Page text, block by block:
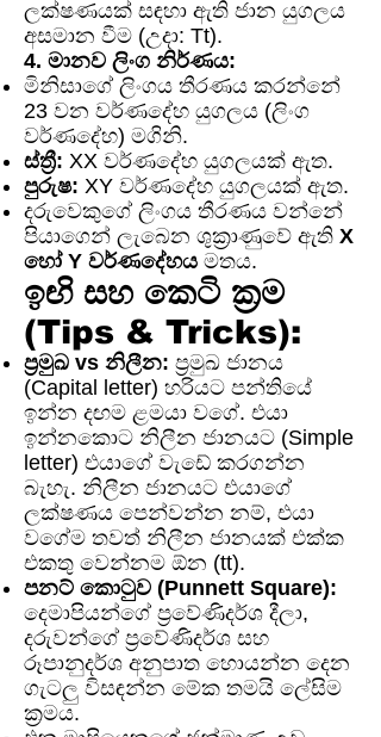
ලක්ෂණයක් සඳහා ඇති ජාන යුගලය
අසමාන වීම (උදා: Tt).
4. මානව ලිංග නිර්ණය:
මිනිසාගේ ලිංගය තීරණය කරන්නේ
23 වන වර්ණදේහ යුගලය (ලිංග
වර්ණදේහ) මගිනි.
ස්ත්‍රී: XX වර්ණදේහ යුගලයක් ඇත.
පුරුෂ: XY වර්ණදේහ යුගලයක් ඇත.
දරුවෙකුගේ ලිංගය තීරණය වන්නේ
පියාගෙන් ලැබෙන ශුක්‍රාණුවේ ඇති X
හෝ Y වර්ණදේහය මතය.
ඉඟි සහ කෙටි ක්‍රම
(Tips & Tricks):
ප්‍රමුඛ vs නිලීන: ප්‍රමුඛ ජානය
(Capital letter) හරියට පන්තියේ
ඉන්න දඟම ළමයා වගේ. එයා
ඉන්නකොට නිලීන ජානයට (Simple
letter) එයාගේ වැඩේ කරගන්න
බැහැ. නිලීන ජානයට එයාගේ
ලක්ෂණය පෙන්වන්න නම්, එයා
වගේම තවත් නිලීන ජානයක් එක්ක
එකතු වෙන්නම ඕන (tt).
පනට් කොටුව (Punnett Square):
දෙමාපියන්ගේ ප්‍රවේණිදර්ශ දීලා,
දරුවන්ගේ ප්‍රවේණිදර්ශ සහ
රූපානුදර්ශ අනුපාත හොයන්න දෙන
ගැටලු විසඳන්න මේක තමයි ලේසිම
ක්‍රමය.